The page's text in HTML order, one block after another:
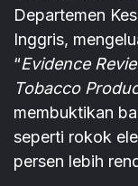
Departemen
Inggris,
“Evidence
Tobacco
membuktikan
seperti rokok
persen lebih